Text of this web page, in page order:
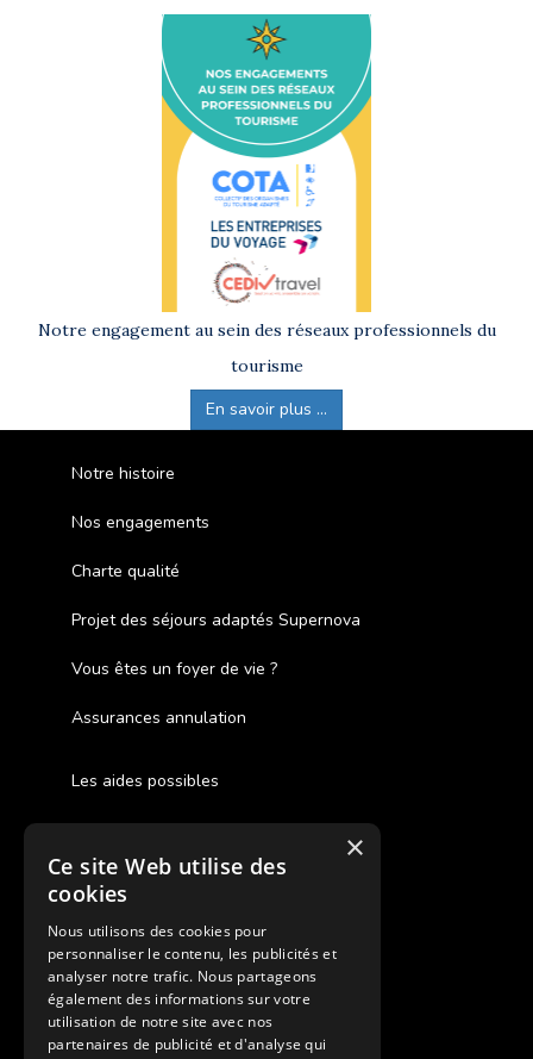
Notre engagement au sein des réseaux professionnels du
tourisme
En savoir plus ...
Notre histoire
Nos engagements
Charte qualité
Projet des séjours adaptés Supernova
Vous êtes un foyer de vie ?
Assurances annulation
Les aides possibles
Cash Back
Pour les fratries
Facebook Supernova
Instagram Supernova
Colonie de vacances SUPERNOVA
×
Ce site Web utilise des
cookies
Nous utilisons des cookies pour
personnaliser le contenu, les publicités et
analyser notre trafic. Nous partageons
également des informations sur votre
utilisation de notre site avec nos
partenaires de publicité et d'analyse qui